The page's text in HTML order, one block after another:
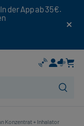
der App ab 35€.
Konzentrat + Inhalator